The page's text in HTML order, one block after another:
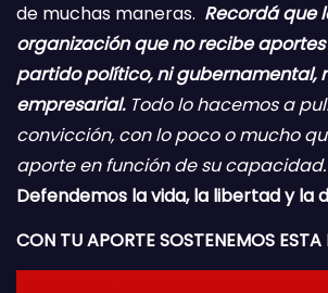
de muchas maneras. Recordá que
organización que no recibe
partido político, ni gubernamental,
empresarial.Todo lo hacemos a
convicción, con lo poco o mucho
aporte en función de su capacidad.
Defendemos la vida, la libertad y la
CON TU APORTE SOSTENEMOS ESTA